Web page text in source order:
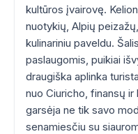
kultūros įvairovę.
nuotykių, Alpių
kulinariniu paveldu.
paslaugomis, puikiai
draugiška aplinka
nuo Ciuricho, finansų
garsėja ne tik savo
senamiesčiu su